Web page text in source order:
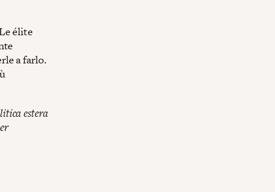
élite
a farlo.
estera